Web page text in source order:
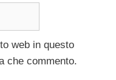
web in questo
che commento.